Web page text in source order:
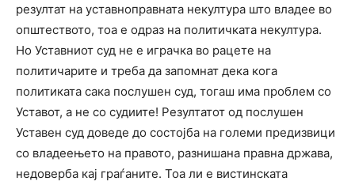
резултат на уставноправната некултура што владее во
општеството, тоа е одраз на политичката некултура.
Но Уставниот суд не е играчка во рацете на
политичарите и треба да запомнат дека кога
политиката сака послушен суд, тогаш има проблем со
Уставот, а не со судиите! Резултатот од послушен
Уставен суд доведе до состојба на големи предизвици
со владеењето на правото, разнишана правна држава,
недоверба кај граѓаните. Тоа ли е вистинската